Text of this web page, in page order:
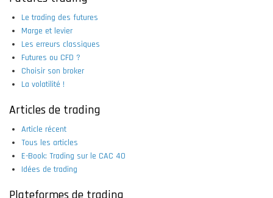
Le trading des futures
Marge et levier
Les erreurs classiques
Futures ou CFD ?
Choisir son broker
La volatilité !
Articles de trading
Article récent
Tous les articles
E-Book: Trading sur le CAC 40
Idées de trading